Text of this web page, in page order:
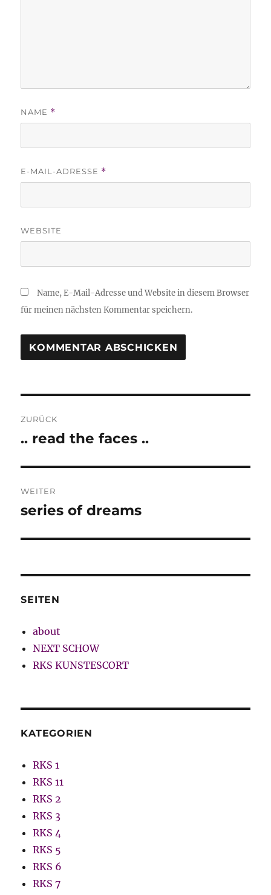
NAME *
E-MAIL-ADRESSE *
WEBSITE
Name, E-Mail-Adresse und Website in diesem Browser
für meinen nächsten Kommentar speichern.
ZURÜCK
Vorheriger
.. read the faces ..
WEITER
Nächster
series of dreams
SEITEN
about
NEXT SCHOW
RKS KUNSTESCORT
KATEGORIEN
RKS 1
RKS 11
RKS 2
RKS 3
RKS 4
RKS 5
RKS 6
RKS 7